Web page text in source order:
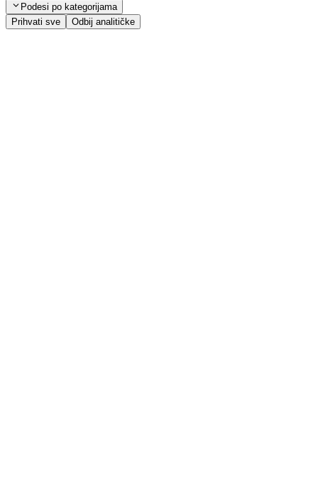
Podesi po kategorijama
Prihvati sve
Odbij analitičke